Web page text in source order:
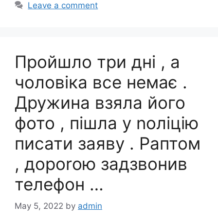
Leave a comment
Пройшло три дні , а
чоловіка все немає .
Дружина взяла його
фото , пішла у nоліцію
писати заяву . Раптом
, дороrою задзвонив
телефон …
May 5, 2022 by admin